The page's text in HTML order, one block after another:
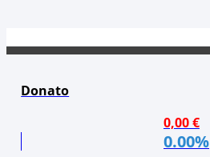
Donato
0,00 €
0.00%